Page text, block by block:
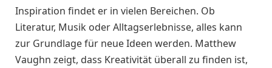
Inspiration findet er in vielen Bereichen. Ob
Literatur, Musik oder Alltagserlebnisse, alles kann
zur Grundlage für neue Ideen werden. Matthew
Vaughn zeigt, dass Kreativität überall zu finden ist,